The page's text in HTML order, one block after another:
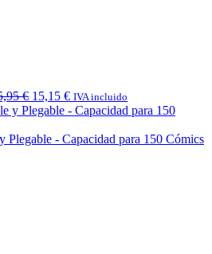
€ 15,15 € IVA incluido
Plegable - Capacidad para 150 Cómics